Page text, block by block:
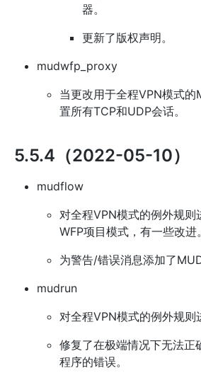
器。
更新了版权声明。
mudwfp_proxy
当更改用于全程VPN模式
置所有TCP和UDP会话。
5.5.4（2022-05-10）
mudflow
对全程VPN模式的例外规则
WFP项目模式，有一些改进。
为警告/错误消息添加了
mudrun
对全程VPN模式的例外规则
修复了在极端情况下无法正
程序的错误。